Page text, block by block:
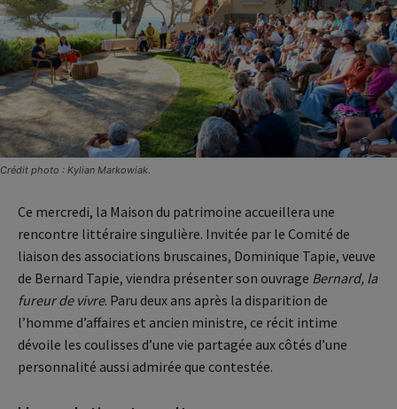
Crédit photo : Kylian Markowiak.
Ce mercredi, la Maison du patrimoine accueillera une
rencontre littéraire singulière. Invitée par le Comité de
liaison des associations bruscaines, Dominique Tapie, veuve
de Bernard Tapie, viendra présenter son ouvrage Bernard, la
fureur de vivre. Paru deux ans après la disparition de
l’homme d’affaires et ancien ministre, ce récit intime
dévoile les coulisses d’une vie partagée aux côtés d’une
personnalité aussi admirée que contestée.